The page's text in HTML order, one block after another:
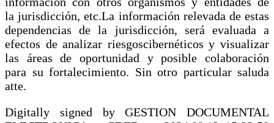
la jurisdicción, etc.La información relevada de estas
dependencias de la jurisdicción, será evaluada a
efectos de analizar riesgoscibernéticos y visualizar
las áreas de oportunidad y posible colaboración
para su fortalecimiento. Sin otro particular saluda
atte.
Digitally signed by GESTION DOCUMENTAL